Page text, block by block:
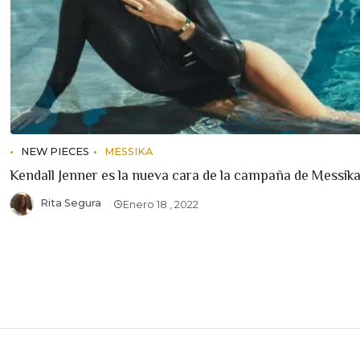
NEW PIECES MESSIKA
Kendall Jenner es la nueva cara de la campaña de Messika
Rita Segura Enero 18 , 2022